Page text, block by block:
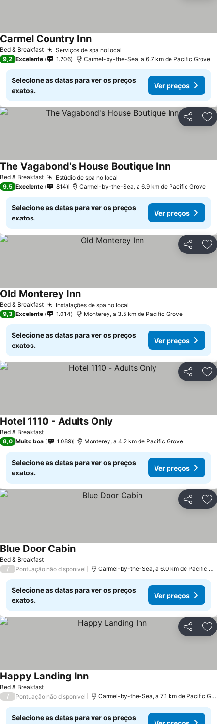
Bed & Breakfast Serviços de spa no local
Carmel Country InnVer preços
9,2 Excelente 1.206 Carmel-by-the-Sea, a 6.7 km de Pacific Grove
Selecione as datas para ver os preços
exatos.
Ver preços
Partilhar
Bed & Breakfast Estúdio de spa no local
The Vagabond's House Boutique InnVer preços
9,5 Excelente 814 Carmel-by-the-Sea, a 6.9 km de Pacific Grove
Selecione as datas para ver os preços
exatos.
Ver preços
Partilhar
Bed & Breakfast Instalações de spa no local
Old Monterey InnVer preços
9,3 Excelente 1.014 Monterey, a 3.5 km de Pacific Grove
Selecione as datas para ver os preços
exatos.
Ver preços
Partilhar
Bed & Breakfast
Hotel 1110 - Adults Only
8,0 Muito boa 1.089 Monterey, a 4.2 km de Pacific Grove
Selecione as datas para ver os preços
exatos.
Ver preços
Partilhar
Bed & Breakfast
Blue Door CabinVer preços
/ Pontuação não disponível Carmel-by-the-Sea, a 6.0 km de Pacific
Selecione as datas para ver os preços
exatos.
Ver preços
Partilhar
Bed & Breakfast
Happy Landing InnVer preços
/ Pontuação não disponível Carmel-by-the-Sea, a 7.1 km de Pacific
Selecione as datas para ver os preços